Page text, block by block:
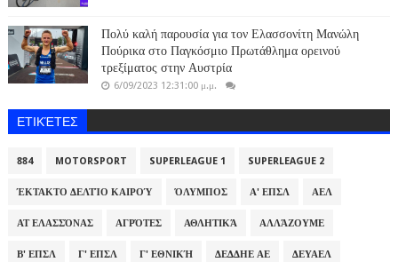
Πολύ καλή παρουσία για τον Ελασσονίτη Μανώλη
Πούρικα στο Παγκόσμιο Πρωτάθλημα ορεινού
τρεξίματος στην Αυστρία
6/09/2023 12:31:00 μ.μ.
ΕΤΙΚΈΤΕΣ
884 MOTORSPORT SUPERLEAGUE 1 SUPERLEAGUE 2
ΈΚΤΑΚΤΟ ΔΕΛΤΊΟ ΚΑΙΡΟΎ ΌΛΥΜΠΟΣ Α' ΕΠΣΛ ΑΕΛ
ΑΤ ΕΛΑΣΣΌΝΑΣ ΑΓΡΌΤΕΣ ΑΘΛΗΤΙΚΆ ΑΛΛΆΖΟΥΜΕ
Β' ΕΠΣΛ Γ' ΕΠΣΛ Γ' ΕΘΝΙΚΉ ΔΕΔΔΗΕ ΑΕ ΔΕΥΑΕΛ